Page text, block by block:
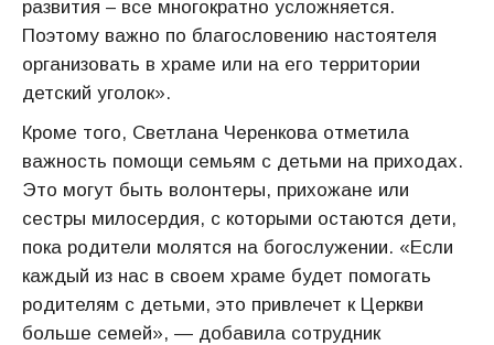
развития – все многократно усложняется.
Поэтому важно по благословению настоятеля
организовать в храме или на его территории
детский уголок».
Кроме того, Светлана Черенкова отметила
важность помощи семьям с детьми на приходах.
Это могут быть волонтеры, прихожане или
сестры милосердия, с которыми остаются дети,
пока родители молятся на богослужении. «Если
каждый из нас в своем храме будет помогать
родителям с детьми, это привлечет к Церкви
больше семей», — добавила сотрудник